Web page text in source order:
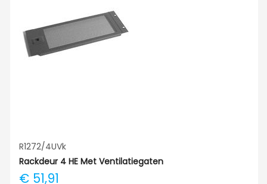
R1272/4UVk
Rackdeur 4 HE Met Ventilatiegaten
€ 51,91